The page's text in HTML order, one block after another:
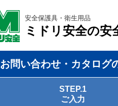
安全保護具・衛生用品
ミドリ安全の安
お問い合わせ・カタログ
STEP.1
ご入力